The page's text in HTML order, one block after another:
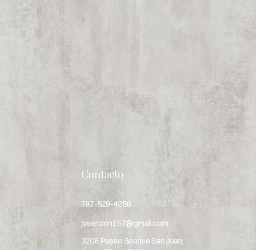
Contacto
787-529-4258
joserolon157@gmail.com
3206 Paseo Bosque San Juan,